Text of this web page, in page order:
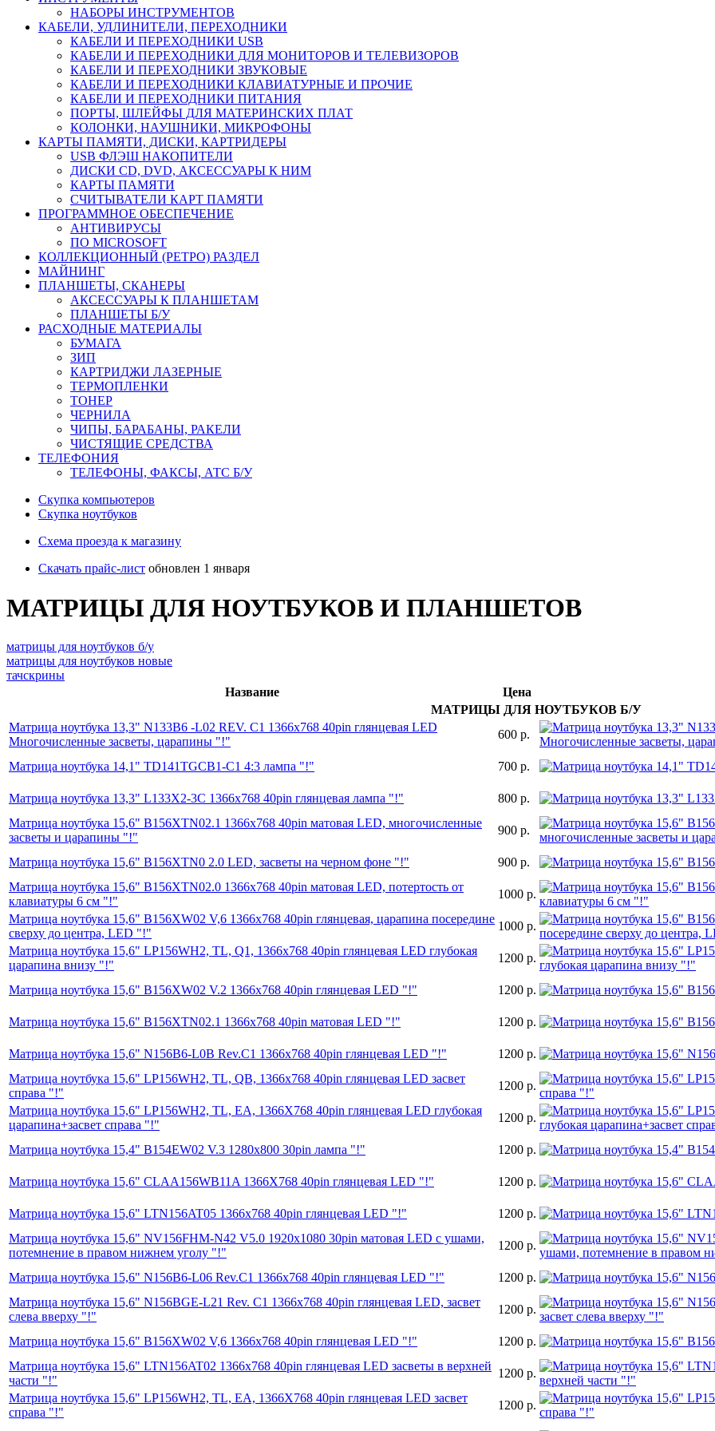
НАБОРЫ ИНСТРУМЕНТОВ
КАБЕЛИ, УДЛИНИТЕЛИ, ПЕРЕХОДНИКИ
КАБЕЛИ И ПЕРЕХОДНИКИ USB
КАБЕЛИ И ПЕРЕХОДНИКИ ДЛЯ МОНИТОРОВ И ТЕЛЕВИЗОРОВ
КАБЕЛИ И ПЕРЕХОДНИКИ ЗВУКОВЫЕ
КАБЕЛИ И ПЕРЕХОДНИКИ КЛАВИАТУРНЫЕ И ПРОЧИЕ
КАБЕЛИ И ПЕРЕХОДНИКИ ПИТАНИЯ
ПОРТЫ, ШЛЕЙФЫ ДЛЯ МАТЕРИНСКИХ ПЛАТ
КОЛОНКИ, НАУШНИКИ, МИКРОФОНЫ
КАРТЫ ПАМЯТИ, ДИСКИ, КАРТРИДЕРЫ
USB ФЛЭШ НАКОПИТЕЛИ
ДИСКИ CD, DVD, АКСЕССУАРЫ К НИМ
КАРТЫ ПАМЯТИ
СЧИТЫВАТЕЛИ КАРТ ПАМЯТИ
ПРОГРАММНОЕ ОБЕСПЕЧЕНИЕ
АНТИВИРУСЫ
ПО MICROSOFT
КОЛЛЕКЦИОННЫЙ (РЕТРО) РАЗДЕЛ
МАЙНИНГ
ПЛАНШЕТЫ, СКАНЕРЫ
АКСЕССУАРЫ К ПЛАНШЕТАМ
ПЛАНШЕТЫ Б/У
РАСХОДНЫЕ МАТЕРИАЛЫ
БУМАГА
ЗИП
КАРТРИДЖИ ЛАЗЕРНЫЕ
ТЕРМОПЛЕНКИ
ТОНЕР
ЧЕРНИЛА
ЧИПЫ, БАРАБАНЫ, РАКЕЛИ
ЧИСТЯЩИЕ СРЕДСТВА
ТЕЛЕФОНИЯ
ТЕЛЕФОНЫ, ФАКСЫ, АТС Б/У
Скупка компьютеров
Cкупка ноутбуков
Схема проезда к магазину
Скачать прайс-лист обновлен 1 января
МАТРИЦЫ ДЛЯ НОУТБУКОВ И ПЛАНШЕТОВ
матрицы для ноутбуков б/у
матрицы для ноутбуков новые
тачскрины
Название
Цена
МАТРИЦЫ ДЛЯ НОУТБУКОВ Б/У
Матрица ноутбука 13,3" N133B6 -L02 REV. C1 1366x768 40pin глянцевая LED
Многочисленные засветы, царапины "!"
600 р.
Матрица ноутбука 14,1" TD141TGCB1-C1 4:3 лампа "!" 700 р.
Матрица ноутбука 13,3" L133X2-3C 1366x768 40pin глянцевая лампа "!"
800 р.
Матрица ноутбука 15,6" B156XTN02.1 1366x768 40pin матовая LED, многочисленные
засветы и царапины "!"
900 р.
Матрица ноутбука 15,6" B156XTN0 2.0 LED, засветы на черном фоне "!"
900 р.
Матрица ноутбука 15,6" B156XTN02.0 1366x768 40pin матовая LED, потертость от
клавиатуры 6 см "!"
1000 р.
Матрица ноутбука 15,6" B156XW02 V,6 1366x768 40pin глянцевая, царапина посередине
сверху до центра, LED "!"
1000 р.
Матрица ноутбука 15,6" LP156WH2, TL, Q1, 1366x768 40pin глянцевая LED глубокая
царапина внизу "!"
1200 р.
Матрица ноутбука 15,6" B156XW02 V.2 1366x768 40pin глянцевая LED "!" 1200 р.
Матрица ноутбука 15,6" B156XTN02.1 1366x768 40pin матовая LED "!" 1200 р.
Матрица ноутбука 15,6" N156B6-L0B Rev.C1 1366x768 40pin глянцевая LED "!"
1200 р.
Матрица ноутбука 15,6" LP156WH2, TL, QB, 1366x768 40pin глянцевая LED засвет
справа "!"
1200 р.
Матрица ноутбука 15,6" LP156WH2, TL, EA, 1366X768 40pin глянцевая LED глубокая
царапина+засвет справа "!"
1200 р.
Матрица ноутбука 15,4" B154EW02 V.3 1280x800 30pin лампа "!" 1200 р.
Матрица ноутбука 15,6" CLAA156WB11A 1366X768 40pin глянцевая LED "!" 1200 р.
Матрица ноутбука 15,6" LTN156AT05 1366x768 40pin глянцевая LED "!"
1200 р.
Матрица ноутбука 15,6" NV156FHM-N42 V5.0 1920х1080 30pin матовая LED с ушами,
потемнение в правом нижнем уголу "!"
1200 р.
Матрица ноутбука 15,6" N156B6-L06 Rev.C1 1366x768 40pin глянцевая LED "!"
1200 р.
Матрица ноутбука 15,6" N156BGE-L21 Rev. C1 1366x768 40pin глянцевая LED, засвет
слева вверху "!"
1200 р.
Матрица ноутбука 15,6" B156XW02 V,6 1366x768 40pin глянцевая LED "!"
1200 р.
Матрица ноутбука 15,6" LTN156AT02 1366x768 40pin глянцевая LED засветы в верхней
части "!"
1200 р.
Матрица ноутбука 15,6" LP156WH2, TL, EA, 1366X768 40pin глянцевая LED засвет
справа "!"
1200 р.